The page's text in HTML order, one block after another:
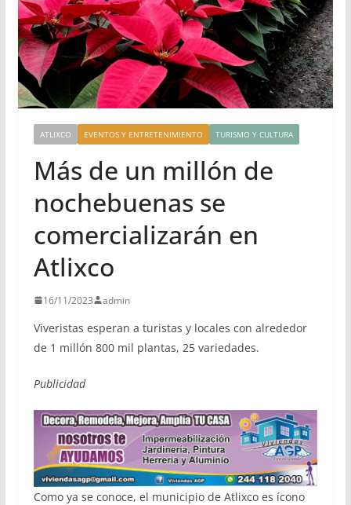
ATLIXCO EVENTOS Y ENTRETENIMIENTO TURISMO Y CULTURA
Más de un millón de
nochebuenas se
comercializarán en
Atlixco
16/11/2023 admin
Viveristas esperan a turistas y locales con alrededor
de 1 millón 800 mil plantas, 25 variedades.
Publicidad
Como ya se conoce, el municipio de Atlixco es ícono